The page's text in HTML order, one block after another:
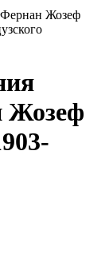
Жозеф
Жозеф